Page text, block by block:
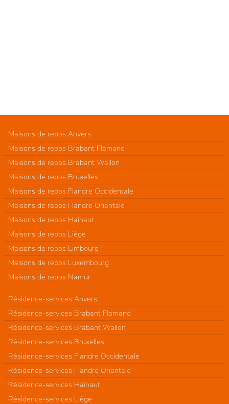
Maisons de repos Anvers
Maisons de repos Brabant Flamand
Maisons de repos Brabant Wallon
Maisons de repos Bruxelles
Maisons de repos Flandre Occidentale
Maisons de repos Flandre Orientale
Maisons de repos Hainaut
Maisons de repos Liège
Maisons de repos Limbourg
Maisons de repos Luxembourg
Maisons de repos Namur
Résidence-services Anvers
Résidence-services Brabant Flamand
Résidence-services Brabant Wallon
Résidence-services Bruxelles
Résidence-services Flandre Occidentale
Résidence-services Flandre Orientale
Résidence-services Hainaut
Résidence-services Liège